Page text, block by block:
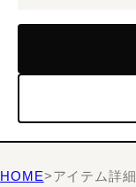
HOME>アイテム詳細